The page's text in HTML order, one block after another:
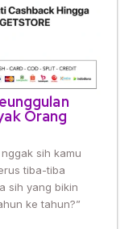
Orang
nggak sih kamu
tiba-tiba
sih yang bikin
ke tahun?”